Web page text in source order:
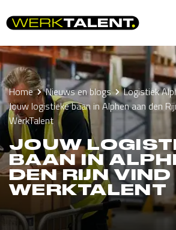
Home Nieuws en blogs
Logistiek
Jouw logistieke baan in Alphen aan den
WerkTalent
JOUW
BAAN IN
DEN RIJN
WERKTALENT